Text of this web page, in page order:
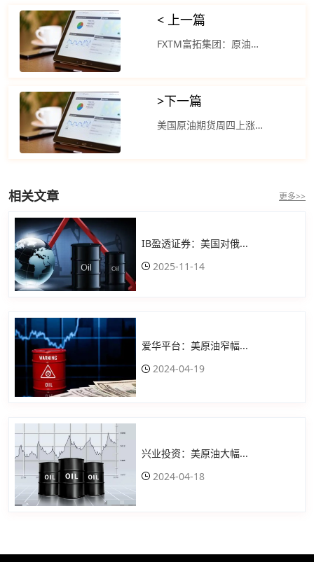
< 上一篇
FXTM富拓集团：原油价格有望在不久后反弹
>下一篇
美国原油期货周四上涨高于市场预期
相关文章 更多>>
IB盈透证券：美国对俄...
2025-11-14
爱华平台：美原油窄幅...
2024-04-19
兴业投资：美原油大幅...
2024-04-18